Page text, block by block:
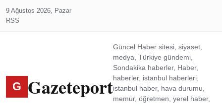
9 Ağustos 2026, Pazar
RSS
G Gazeteport
Güncel Haber sitesi, siyaset,
medya, Türkiye gündemi,
Sondakika haberler, Haber,
haberler, istanbul haberleri,
istanbul haber, hava durumu,
memur, öğretmen, yerel haber,